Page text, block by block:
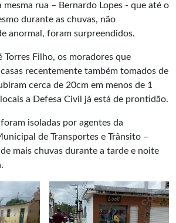
rua – Bernardo Lopes - que até o
durante as chuvas, não
anormal, foram surpreendidos.
Torres Filho, os moradores que
recentemente também tomados de
cerca de 20cm em menos de 1
a Defesa Civil já está de prontidão.
isoladas por agentes da
de Transportes e Trânsito –
mais chuvas durante a tarde e noite